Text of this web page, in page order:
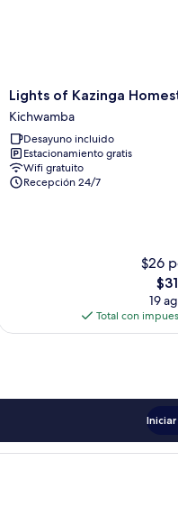
Lights
of
Kazinga
Homestay
Kichwamba
Lights of Kazinga
Kichwamba
Desayuno incluido
Estacionamiento gratis
Wifi gratuito
Recepción 24/7
$26
El
es
19
Total con